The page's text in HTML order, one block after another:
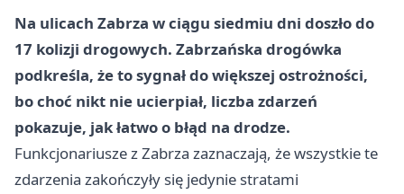
Na ulicach Zabrza w ciągu siedmiu dni doszło do
17 kolizji drogowych. Zabrzańska drogówka
podkreśla, że to sygnał do większej ostrożności,
bo choć nikt nie ucierpiał, liczba zdarzeń
pokazuje, jak łatwo o błąd na drodze.
Funkcjonariusze z Zabrza zaznaczają, że wszystkie te
zdarzenia zakończyły się jedynie stratami